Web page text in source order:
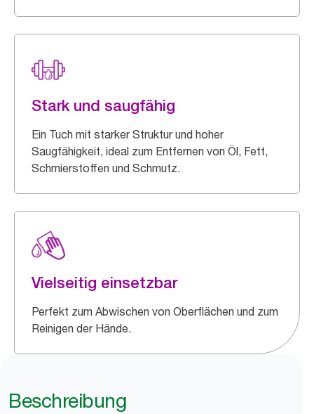
Stark und saugfähig
Ein Tuch mit starker Struktur und hoher
Saugfähigkeit, ideal zum Entfernen von Öl, Fett,
Schmierstoffen und Schmutz.
Vielseitig einsetzbar
Perfekt zum Abwischen von Oberflächen und zum
Reinigen der Hände.
Beschreibung